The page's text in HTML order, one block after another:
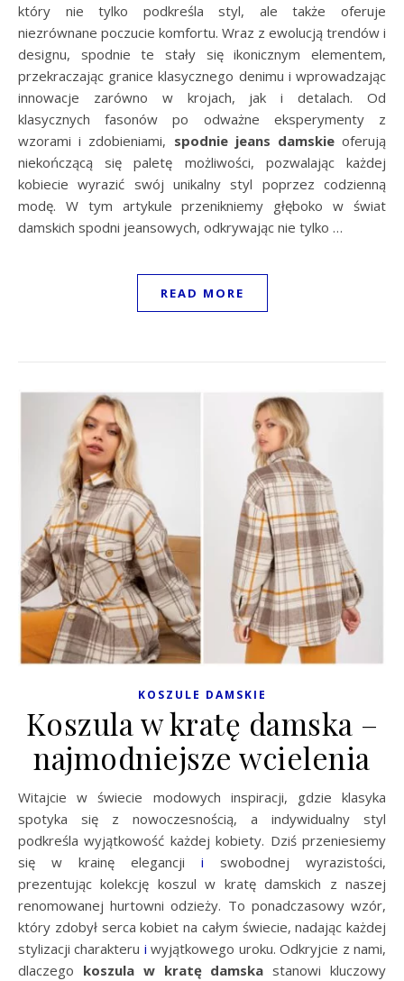
który nie tylko podkreśla styl, ale także oferuje
niezrównane poczucie komfortu. Wraz z ewolucją trendów i
designu, spodnie te stały się ikonicznym elementem,
przekraczając granice klasycznego denimu i wprowadzając
innowacje zarówno w krojach, jak i detalach. Od
klasycznych fasonów po odważne eksperymenty z
wzorami i zdobieniami, spodnie jeans damskieoferują
niekończącą się paletę możliwości, pozwalając każdej
kobiecie wyrazić swój unikalny styl poprzez codzienną
modę. W tym artykule przenikniemy głęboko w świat
damskich spodni jeansowych, odkrywając nie tylko …
READ MORE
KOSZULE DAMSKIE
Koszula w kratę damska –
najmodniejsze wcielenia
Witajcie w świecie modowych inspiracji, gdzie klasyka
spotyka się z nowoczesnością, a indywidualny styl
podkreśla wyjątkowość każdej kobiety. Dziś przeniesiemy
się w krainę elegancji i swobodnej wyrazistości,
prezentując kolekcję koszul w kratę damskich z naszej
renomowanej hurtowni odzieży. To ponadczasowy wzór,
który zdobył serca kobiet na całym świecie, nadając każdej
stylizacji charakteru i wyjątkowego uroku. Odkryjcie z nami,
dlaczego koszula w kratę damska stanowi kluczowy